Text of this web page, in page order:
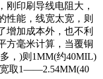
刚印刷导线电阻大，
性能，线宽太宽，则
增加成本外，也不利
方毫米计算，当覆铜
，)则1MM(约40MIL)
取1——2.54MM(40